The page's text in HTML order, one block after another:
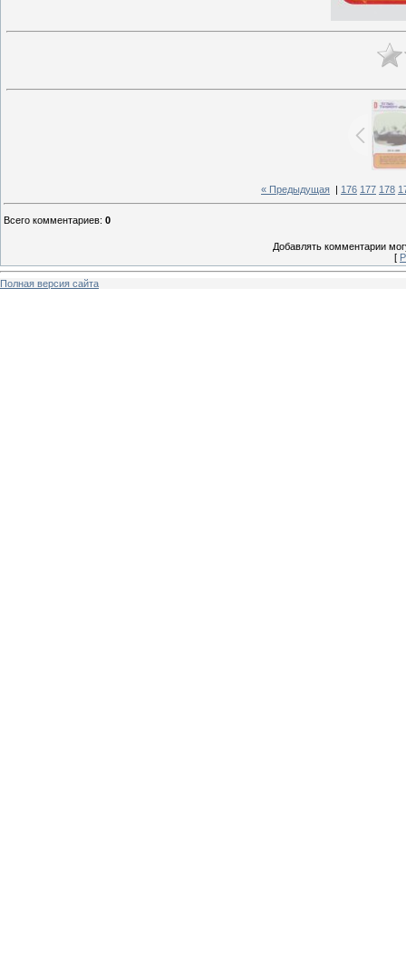
« Предыдущая 176 177 178
Всего комментариев: 0
Добавлять комментарии
[
Полная версия сайта